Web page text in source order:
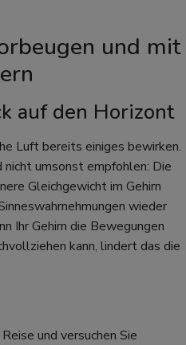
und mit
auf den Horizont
Luft bereits einiges bewirken.
umsonst empfohlen: Die
Gleichgewicht im Gehirn
wieder
Ihr Gehirn die Bewegungen
kann, lindert das die
und versuchen Sie